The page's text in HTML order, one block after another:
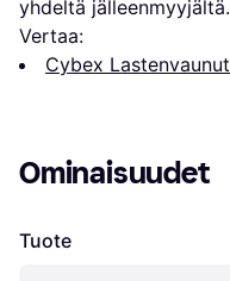
yhdeltä jälleenmyyjältä.
Vertaa:
Cybex Lastenvaunut
Ominaisuudet
Tuote